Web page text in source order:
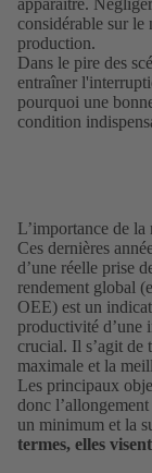
apparaitre.
considérable sur le
production.
Dans le pire des
entraîner
pourquoi une
condition
L’importance de la
Ces dernières
d’une réelle prise
rendement global
OEE) est un
productivité d’une
crucial. Il s’agit de
maximale et la
Les principaux
donc
un minimum et la
termes, elles